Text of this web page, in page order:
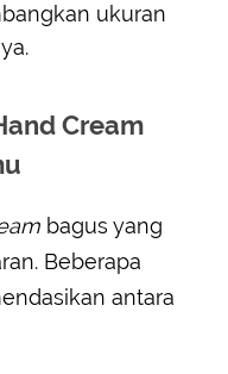
ukuran
Cream
bagus yang
Beberapa
antara